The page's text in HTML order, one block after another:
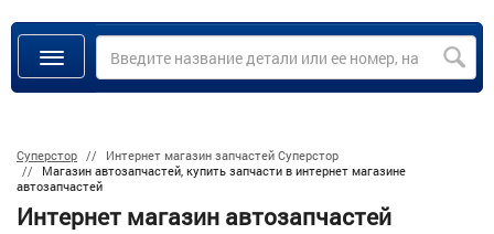
Суперстор
Интернет магазин запчастей Суперстор
Магазин автозапчастей, купить запчасти в интернет магазине
автозапчастей
Интернет магазин автозапчастей